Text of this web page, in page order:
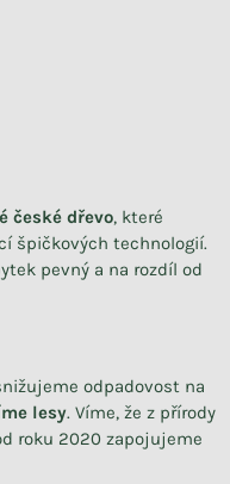
české dřevo, které
špičkových technologií.
pevný a na rozdíl od
odpadovost na
lesy. Víme, že z přírody
roku 2020 zapojujeme